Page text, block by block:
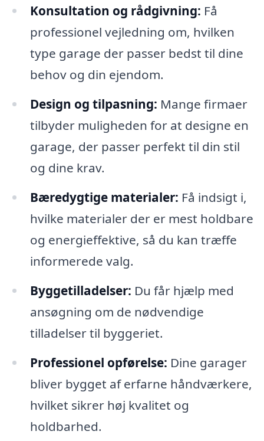
Konsultation og rådgivning: Få
professionel vejledning om, hvilken
type garage der passer bedst til dine
behov og din ejendom.
Design og tilpasning: Mange firmaer
tilbyder muligheden for at designe en
garage, der passer perfekt til din stil
og dine krav.
Bæredygtige materialer: Få indsigt i,
hvilke materialer der er mest holdbare
og energieffektive, så du kan træffe
informerede valg.
Byggetilladelser: Du får hjælp med
ansøgning om de nødvendige
tilladelser til byggeriet.
Professionel opførelse: Dine garager
bliver bygget af erfarne håndværkere,
hvilket sikrer høj kvalitet og
holdbarhed.